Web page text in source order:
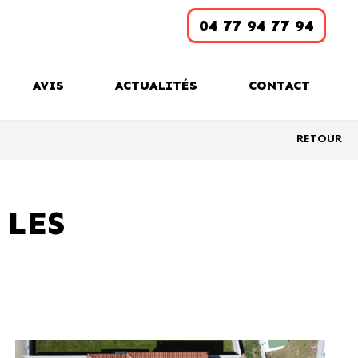
AVIS ACTUALITÉS CONTACT
04 77 94 77 94
RETOUR